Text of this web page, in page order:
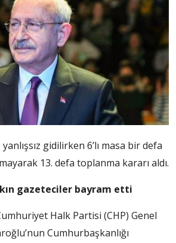
gidilirken 6’lı masa bir defa
13. defa toplanma kararı aldı.
gazeteciler bayram etti
Halk Partisi (CHP) Genel
Cumhurbaşkanlığı